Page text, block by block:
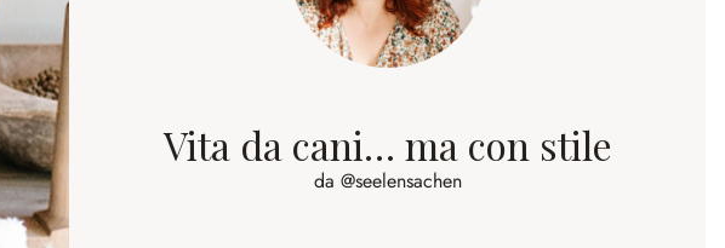
Vita da cani… ma con stile
da @seelensachen